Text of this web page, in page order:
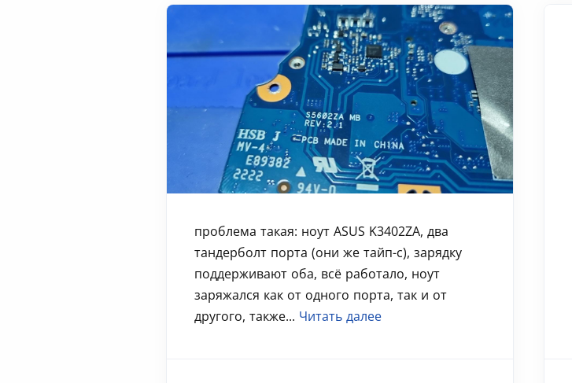
проблема такая: ноут ASUS K3402ZA, два
тандерболт порта (они же тайп-с), зарядку
поддерживают оба, всё работало, ноут
заряжался как от одного порта, так и от
другого, также... Читать далее